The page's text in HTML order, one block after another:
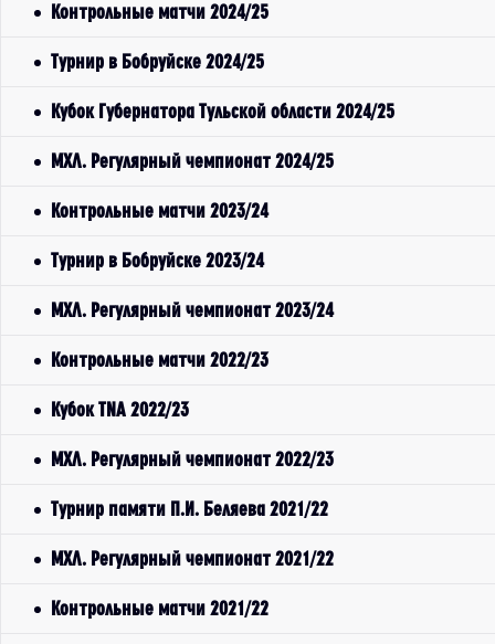
Контрольные матчи 2024/25
Турнир в Бобруйске 2024/25
Кубок Губернатора Тульской области 2024/25
МХЛ. Регулярный чемпионат 2024/25
Контрольные матчи 2023/24
Турнир в Бобруйске 2023/24
МХЛ. Регулярный чемпионат 2023/24
Контрольные матчи 2022/23
Кубок TNA 2022/23
МХЛ. Регулярный чемпионат 2022/23
Турнир памяти П.И. Беляева 2021/22
МХЛ. Регулярный чемпионат 2021/22
Контрольные матчи 2021/22